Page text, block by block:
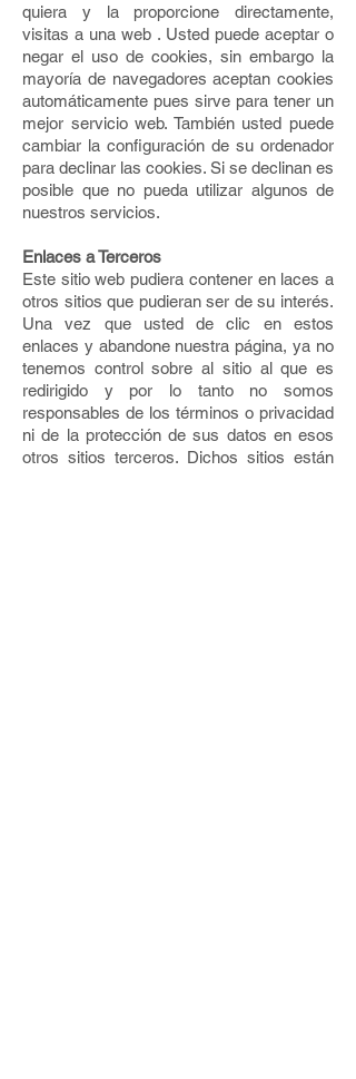
quiera y la proporcione directamente,
visitas a una web . Usted puede aceptar o
negar el uso de cookies, sin embargo la
mayoría de navegadores aceptan cookies
automáticamente pues sirve para tener un
mejor servicio web. También usted puede
cambiar la configuración de su ordenador
para declinar las cookies. Si se declinan es
posible que no pueda utilizar algunos de
nuestros servicios.
Enlaces a Terceros
Este sitio web pudiera contener en laces a
otros sitios que pudieran ser de su interés.
Una vez que usted de clic en estos
enlaces y abandone nuestra página, ya no
tenemos control sobre al sitio al que es
redirigido y por lo tanto no somos
responsables de los términos o privacidad
ni de la protección de sus datos en esos
otros sitios terceros. Dichos sitios están